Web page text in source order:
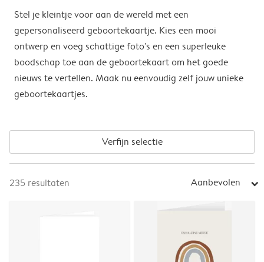
Stel je kleintje voor aan de wereld met een
gepersonaliseerd geboortekaartje. Kies een mooi
ontwerp en voeg schattige foto's en een superleuke
boodschap toe aan de geboortekaart om het goede
nieuws te vertellen. Maak nu eenvoudig zelf jouw unieke
geboortekaartjes.
Verfijn selectie
235 resultaten Aanbevolen arrow_right